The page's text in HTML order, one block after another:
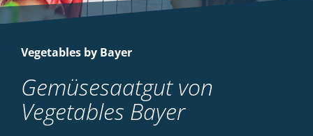
Vegetables by Bayer
Gemüsesaatgut von
Vegetables Bayer